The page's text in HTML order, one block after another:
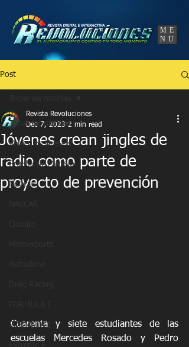
ME
NU
Post
Todas las noticias
Vehículos Nuevos
Prueba de Manejo
Noticias
FORMULA 1
Jóvenes crean jingles de
radio como parte de
proyecto de prevención
Revista Revoluciones
Dec 7, 2023 2 min read
Cuarenta y siete estudiantes de las
escuelas Mercedes Rosado y Pedro